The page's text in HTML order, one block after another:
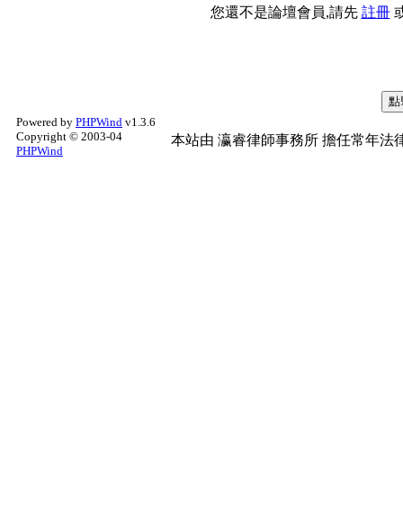
您還不是論壇會員,請先 註冊
Powered by PHPWind v1.3.6
Copyright © 2003-04
PHPWind
本站由 瀛睿律師事務所 擔任常年法